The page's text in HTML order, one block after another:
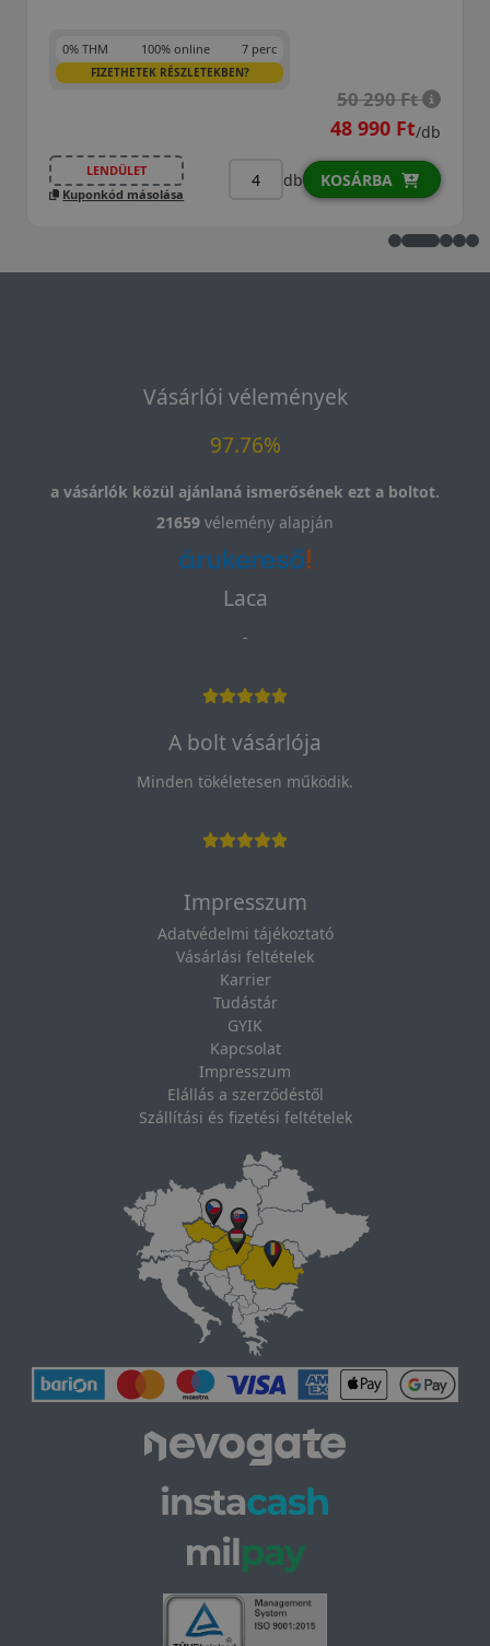
100% online 7 perc
FIZETHETEK RÉSZLETEKBEN?
50 290 Ft
48 990 Ft/db
LENDÜLET
másolása
KOSÁRBA
Vásárlói vélemények
97.76%
a vásárlók közül ajánlaná ismerősének ezt a boltot.
21659 vélemény alapján
Laca
-
A bolt vásárlója
Minden tökéletesen működik.
Impresszum
Adatvédelmi tájékoztató
Vásárlási feltételek
Karrier
Tudástár
GYIK
Kapcsolat
Impresszum
Elállás a szerződéstől
Szállítási és fizetési feltételek